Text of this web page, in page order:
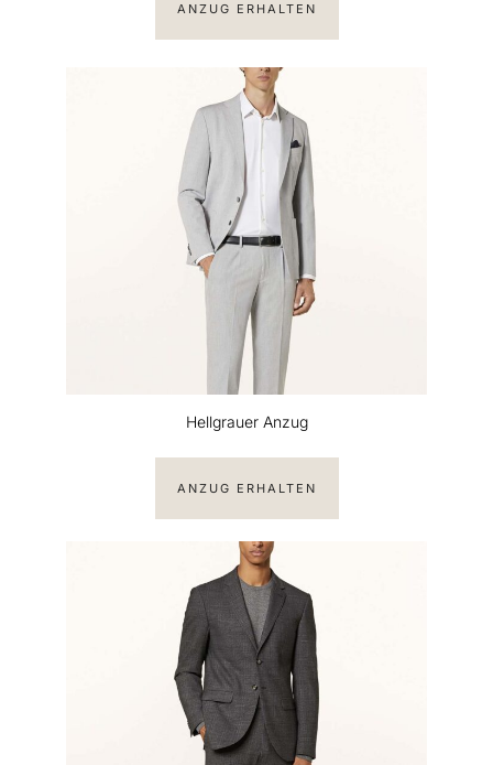
ANZUG ERHALTEN
Hellgrauer Anzug
ANZUG ERHALTEN